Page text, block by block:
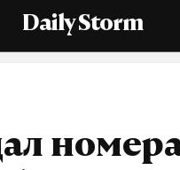
Daily Storm